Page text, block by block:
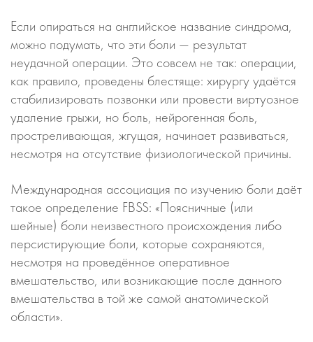
Если опираться на английское название синдрома,
можно подумать, что эти боли — результат
неудачной операции. Это совсем не так: операции,
как правило, проведены блестяще: хирургу удаётся
стабилизировать позвонки или провести виртуозное
удаление грыжи, но боль, нейрогенная боль,
простреливающая, жгущая, начинает развиваться,
несмотря на отсутствие физиологической причины.
Международная ассоциация по изучению боли даёт
такое определение FBSS: «Поясничные (или
шейные) боли неизвестного происхождения либо
персистирующие боли, которые сохраняются,
несмотря на проведённое оперативное
вмешательство, или возникающие после данного
вмешательства в той же самой анатомической
области».